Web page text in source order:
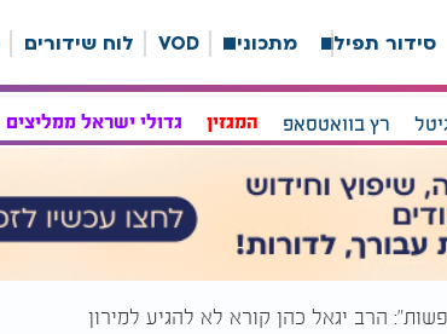
סידור תפילה מתכונים VOD לוח שידורים
רץ בוואטסאפ המגזין גדולי ישראל ממליצים
הרב יגאל כהן קורא לא להגיע למירון